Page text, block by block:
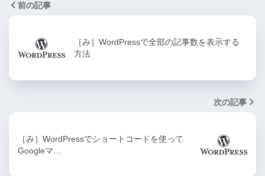
前の記事
［み］WordPressで全部の記事数を表示する
方法
次の記事
［み］WordPressでショートコードを使って
Googleマ…